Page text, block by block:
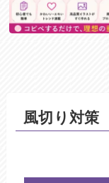
風切り対策